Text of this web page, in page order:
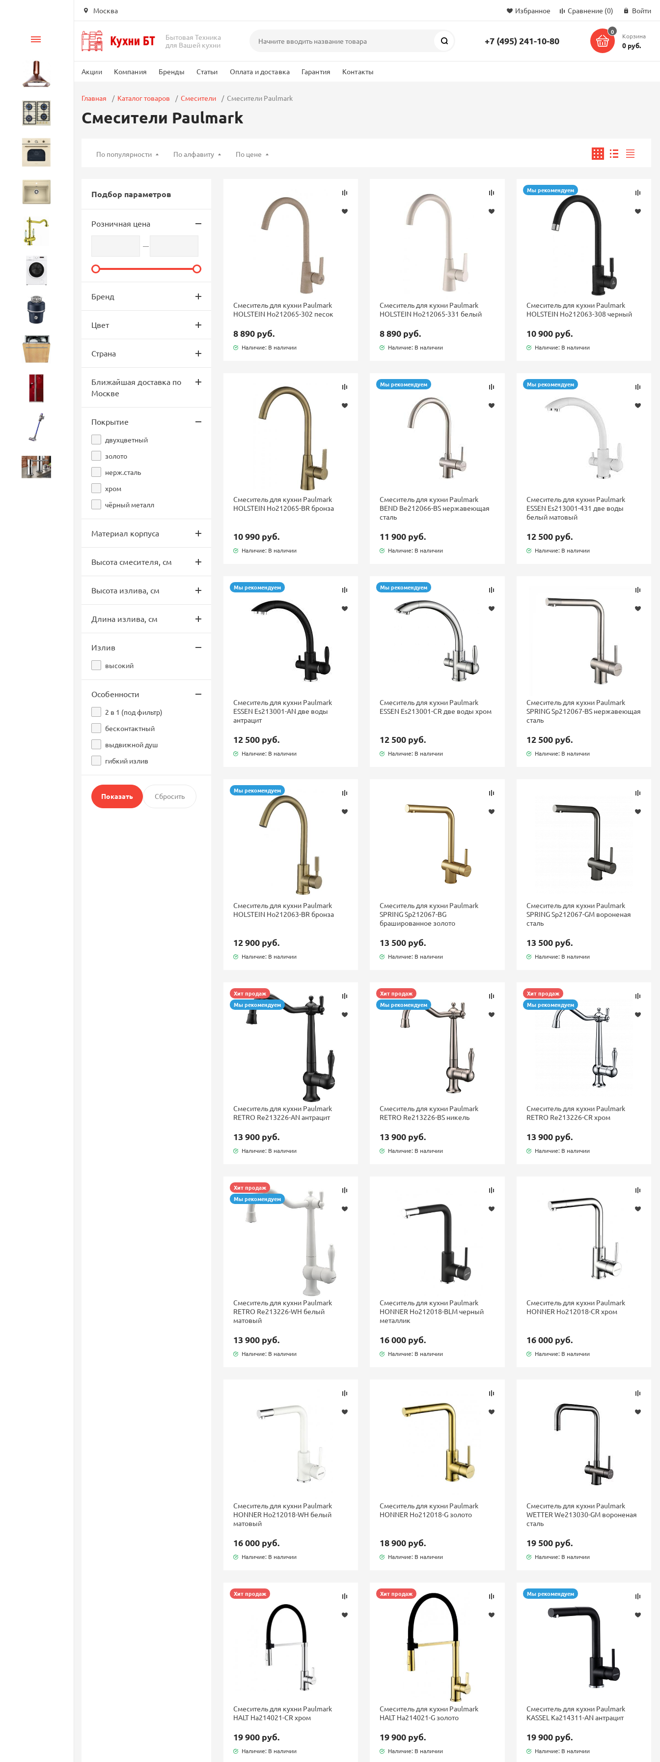
Москва Избранное Сравнение (0) Войти
Бытовая Техника
для Вашей кухни
Поиск +7 (495) 241-10-80
0
Корзина
0 руб.
Акции Компания Бренды Статьи Оплата и доставка Гарантия Контакты
Каталог
Вытяжки
Варочные панели
Духовые шкафы
Кухонные мойки
Стиральные машины
Измельчители
Бытовая техника
Аксессуары
Главная Каталог товаров Смесители Смесители Paulmark
Смесители Paulmark
По популярности По алфавиту По цене
Подбор параметров
Розничная цена
Бренд
Цвет
Страна
Ближайшая доставка по
Москве
Покрытие
двухцветный
золото
нерж.сталь
хром
чёрный металл
Материал корпуса
Высота смесителя, см
Высота излива, см
Длина излива, см
Излив
высокий
Особенности
2 в 1 (под фильтр)
бесконтактный
выдвижной душ
гибкий излив
Смеситель для кухни Paulmark
HOLSTEIN Ho212065-302 песок
8 890 руб.
Наличие: В наличии
Смеситель для кухни Paulmark
HOLSTEIN Ho212065-331 белый
8 890 руб.
Наличие: В наличии
Мы рекомендуем
Смеситель для кухни Paulmark
HOLSTEIN Ho212063-308 черный
10 900 руб.
Наличие: В наличии
Смеситель для кухни Paulmark
HOLSTEIN Ho212065-BR бронза
10 990 руб.
Наличие: В наличии
Мы рекомендуем
Смеситель для кухни Paulmark
BEND Be212066-BS нержавеющая
сталь
11 900 руб.
Наличие: В наличии
Мы рекомендуем
Смеситель для кухни Paulmark
ESSEN Es213001-431 две воды
белый матовый
12 500 руб.
Наличие: В наличии
Мы рекомендуем
Смеситель для кухни Paulmark
ESSEN Es213001-AN две воды
антрацит
12 500 руб.
Наличие: В наличии
Мы рекомендуем
Смеситель для кухни Paulmark
ESSEN Es213001-CR две воды хром
12 500 руб.
Наличие: В наличии
Смеситель для кухни Paulmark
SPRING Sp212067-BS нержавеющая
сталь
12 500 руб.
Наличие: В наличии
Мы рекомендуем
Смеситель для кухни Paulmark
HOLSTEIN Ho212063-BR бронза
12 900 руб.
Наличие: В наличии
Смеситель для кухни Paulmark
SPRING Sp212067-BG
брашированное золото
13 500 руб.
Наличие: В наличии
Смеситель для кухни Paulmark
SPRING Sp212067-GM вороненая
сталь
13 500 руб.
Наличие: В наличии
Хит продаж
Мы рекомендуем
Смеситель для кухни Paulmark
RETRO Re213226-AN антрацит
13 900 руб.
Наличие: В наличии
Хит продаж
Мы рекомендуем
Смеситель для кухни Paulmark
RETRO Re213226-BS никель
13 900 руб.
Наличие: В наличии
Хит продаж
Мы рекомендуем
Смеситель для кухни Paulmark
RETRO Re213226-CR хром
13 900 руб.
Наличие: В наличии
Хит продаж
Мы рекомендуем
Смеситель для кухни Paulmark
RETRO Re213226-WH белый
матовый
13 900 руб.
Наличие: В наличии
Смеситель для кухни Paulmark
HONNER Ho212018-BLM черный
металлик
16 000 руб.
Наличие: В наличии
Смеситель для кухни Paulmark
HONNER Ho212018-CR хром
16 000 руб.
Наличие: В наличии
Смеситель для кухни Paulmark
HONNER Ho212018-WH белый
матовый
16 000 руб.
Наличие: В наличии
Смеситель для кухни Paulmark
HONNER Ho212018-G золото
18 900 руб.
Наличие: В наличии
Смеситель для кухни Paulmark
WETTER We213030-GM вороненая
сталь
19 500 руб.
Наличие: В наличии
Хит продаж
Смеситель для кухни Paulmark
HALT Ha214021-CR хром
19 900 руб.
Наличие: В наличии
Хит продаж
Смеситель для кухни Paulmark
HALT Ha214021-G золото
19 900 руб.
Наличие: В наличии
Мы рекомендуем
Смеситель для кухни Paulmark
KASSEL Ka214311-AN антрацит
19 900 руб.
Наличие: В наличии